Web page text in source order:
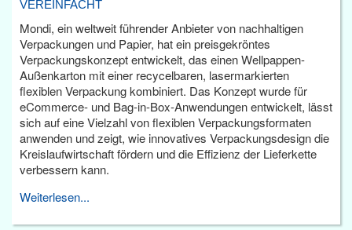
VEREINFACHT
Mondi, ein weltweit führender Anbieter von nachhaltigen
Verpackungen und Papier, hat ein preisgekröntes
Verpackungskonzept entwickelt, das einen Wellpappen-
Außenkarton mit einer recycelbaren, lasermarkierten
flexiblen Verpackung kombiniert. Das Konzept wurde für
eCommerce- und Bag-in-Box-Anwendungen entwickelt, lässt
sich auf eine Vielzahl von flexiblen Verpackungsformaten
anwenden und zeigt, wie innovatives Verpackungsdesign die
Kreislaufwirtschaft fördern und die Effizienz der Lieferkette
verbessern kann.
Weiterlesen...